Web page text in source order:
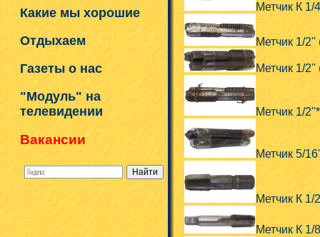
Какие мы хорошие
Отдыхаем
Газеты о нас
"Модуль" на
телевидении
Вакансии
Метчик К
Метчик 1/
Метчик 1/
Метчик 1/
Метчик 5/
Метчик К
Метчик К